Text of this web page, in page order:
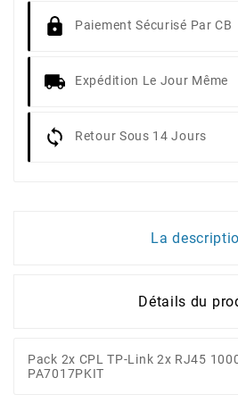
Paiement Sécurisé Par CB
Expédition Le Jour Même
Retour Sous 14 Jours
La
Détails du
Pack 2x CPL TP-Link 2x RJ45
PA7017PKIT